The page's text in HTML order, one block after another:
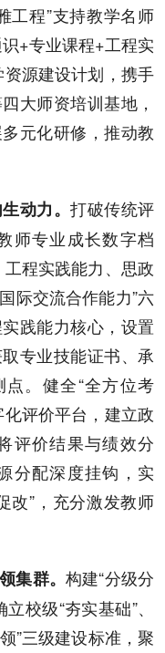
工程”支持教学名师
+专业课程+工程实
源建设计划，携手
大师资培训基地，
元化研修，推动教
动力。 打破传统评
师专业成长数字档
程实践能力、思政
际交流合作能力”六
践能力核心，设置
专业技能证书、承
。健全“全方位考
评价平台，建立政
评价结果与绩效分
分配深度挂钩，实
改”，充分激发教师
集群。构建“分级分
校级“夯实基础”、
”三级建设标准，聚